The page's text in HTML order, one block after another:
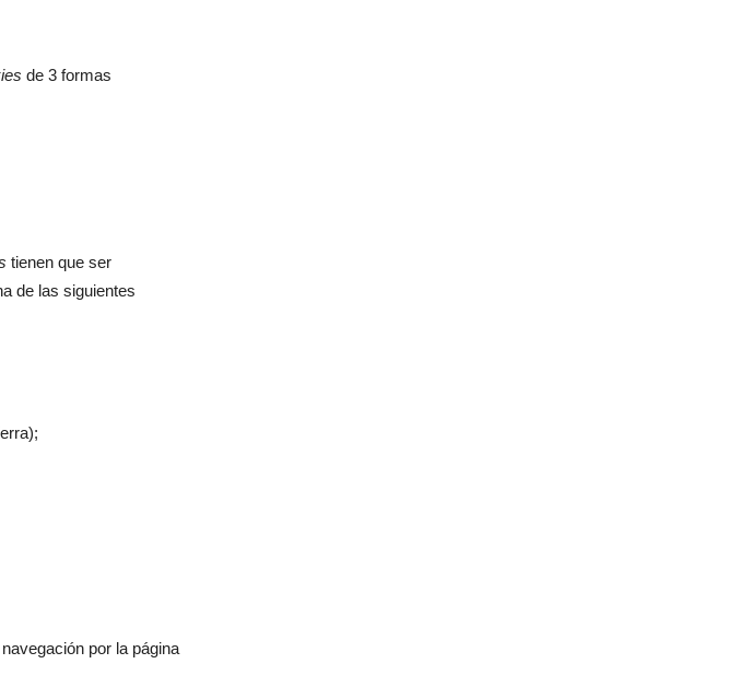
de 3 formas
tienen que ser
de las siguientes
por la página